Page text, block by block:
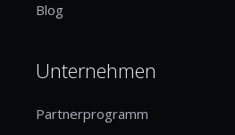
Blog
Unternehmen
Partnerprogramm